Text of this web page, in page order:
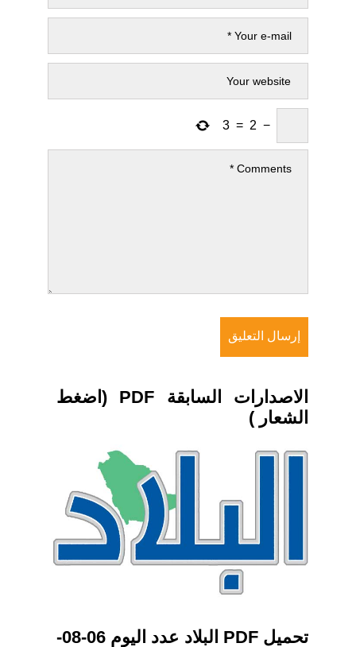
−
2
=
3
الاصدارات السابقة PDF (اضغط
الشعار )
تحميل PDF البلاد عدد اليوم 06-08-